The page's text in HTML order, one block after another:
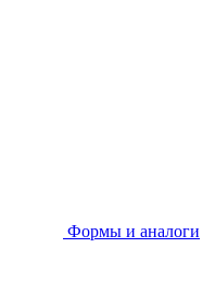
Формы и аналоги